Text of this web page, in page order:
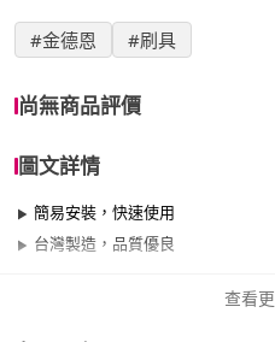
#金德恩 #刷具
尚無商品評價
圖文詳情
簡易安裝，快速使用
台灣製造，品質優良
查看